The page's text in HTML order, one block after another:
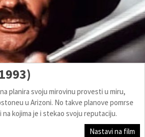
planira svoju mirovinu provesti u miru,
u Arizoni. No takve planove pomrse
kojima je i stekao svoju reputaciju.
Nastavi na film